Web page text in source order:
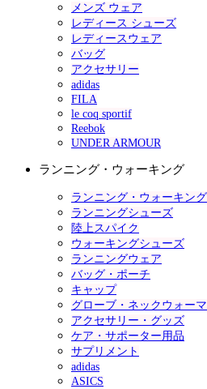
メンズ ウェア
レディース シューズ
レディースウェア
バッグ
アクセサリー
adidas
FILA
le coq sportif
Reebok
UNDER ARMOUR
ランニング・ウォーキング
ランニング・ウォーキン
ランニングシューズ
陸上スパイク
ウォーキングシューズ
ランニングウェア
バッグ・ポーチ
キャップ
グローブ・ネックウォー
アクセサリー・グッズ
ケア・サポーター用品
サプリメント
adidas
ASICS